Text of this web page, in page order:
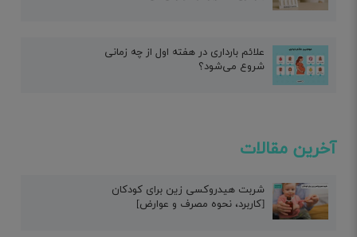
علائم بارداری در هفته اول از چه زمانی
شروع می‌شود؟
آخرین مقالات
شربت هیدروکسی زین برای کودکان
[کاربرد، نحوه مصرف و عوارض]